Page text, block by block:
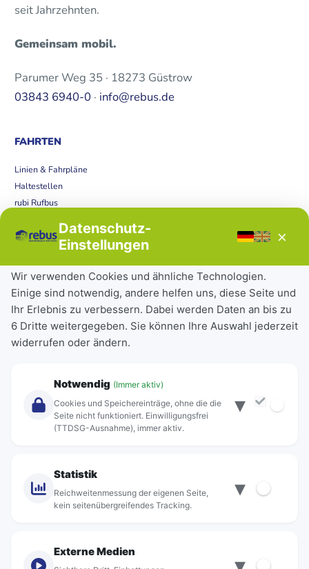
seit Jahrzehnten.
Gemeinsam mobil.
Parumer Weg 35 · 18273 Güstrow
03843 6940-0 · info@rebus.de
FAHRTEN
Linien & Fahrpläne
Haltestellen
rubi Rufbus
Störungen
Tickets & Tarife
Deutschlandticket
Schülerkarte
Einzeltickets
Abonnements
Über Rebus
Standorte
Datenschutz-
Einstellungen
×
Wir verwenden Cookies und ähnliche Technologien.
Einige sind notwendig, andere helfen uns, diese Seite und
Ihr Erlebnis zu verbessern. Dabei werden Daten an bis zu
6 Dritte weitergegeben. Sie können Ihre Auswahl jederzeit
widerrufen oder ändern.
Notwendig (Immer aktiv)
Cookies und Speichereinträge, ohne die die
Seite nicht funktioniert. Einwilligungsfrei
(TTDSG-Ausnahme), immer aktiv.
▾
Statistik
Reichweitenmessung der eigenen Seite,
kein seitenübergreifendes Tracking.
▾
Externe Medien